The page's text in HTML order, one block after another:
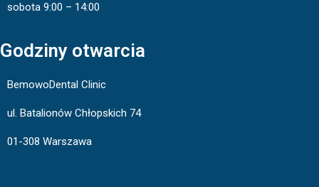
sobota 9:00 – 14:00
Godziny otwarcia
BemowoDental Clinic
ul. Batalionów Chłopskich 74
01-308 Warszawa